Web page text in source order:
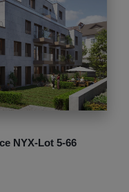
NYX-Lot 5-66